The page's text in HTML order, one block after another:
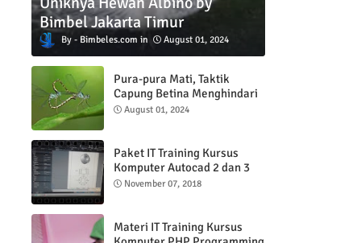
Bimbel Jakarta Timur
Bimbeles.com August 01, 2024
Pura-pura Mati, Taktik
Capung Betina Menghindari
Pejantan
August 01, 2024
Paket IT Training Kursus
Komputer Autocad 2 dan 3
DImensi
November 07, 2018
Materi IT Training Kursus